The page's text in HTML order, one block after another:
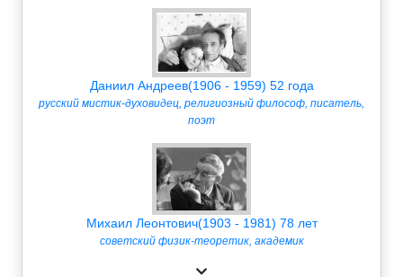
Даниил Андреев(1906 - 1959) 52 года
русский мистик-духовидец, религиозный философ, писатель,
поэт
Михаил Леонтович(1903 - 1981) 78 лет
советский физик-теоретик, академик